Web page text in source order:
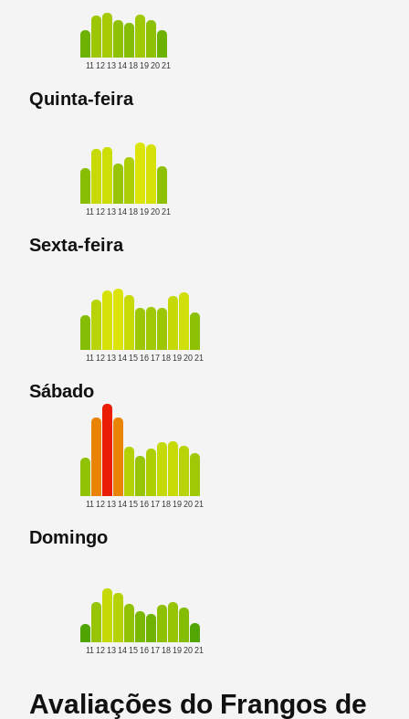
11 12 13 14 18 19 20 21
Quinta-feira
11 12 13 14 18 19 20 21
Sexta-feira
11 12 13 14 15 16 17 18 19 20 21
Sábado
11 12 13 14 15 16 17 18 19 20 21
Domingo
11 12 13 14 15 16 17 18 19 20 21
Avaliações do Frangos de